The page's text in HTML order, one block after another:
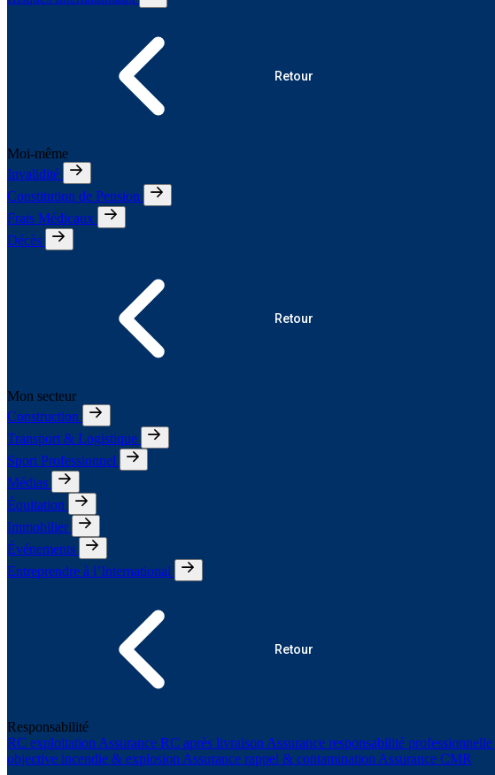
Retour
Moi-même
Invalidité
Constitution de Pension
Frais Médicaux
Décès
Retour
Mon secteur
Construction
Transport & Logistique
Sport Professionnel
Médias
Équitation
Immobilier
Événements
Entreprendre à l’International
Retour
Responsabilité
RC exploitation Assurance RC après livraison Assurance responsabilité professionnelle
objective incendie & explosion Assurance rappel & contamination Assurance CMR